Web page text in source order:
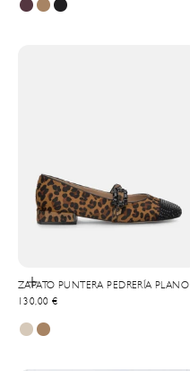
Elige opciones
ZAPATO PUNTERA PEDRERÍA PLANO
Precio de oferta
130,00 €